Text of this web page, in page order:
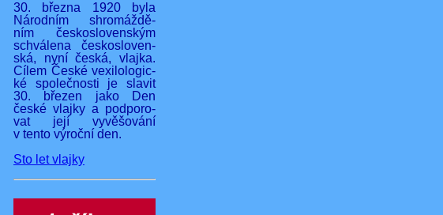
30. března 1920 byla
Národním shromáždě-
ním československým
schválena českosloven-
ská, nyní česká, vlajka.
Cílem České vexilologic-
ké společnosti je slavit
30. březen jako Den
české vlajky a podporo-
vat její vyvěšování
v tento výroční den.
Sto let vlajky